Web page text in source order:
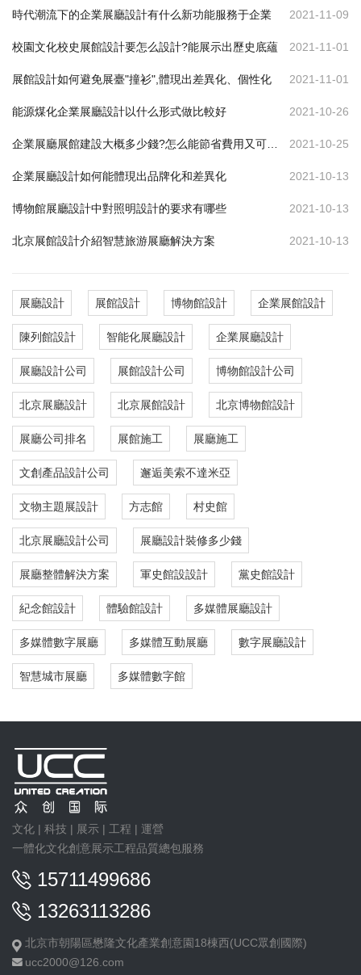
時代潮流下的企業展廳設計有什么新功能服務于企業 2021-11-09
校園文化校史展館設計要怎么設計?能展示出歷史底蘊 2021-11-01
展館設計如何避免展臺"撞衫",體現出差異化、個性化 2021-11-01
能源煤化企業展廳設計以什么形式做比較好 2021-10-26
2021-10-25
企業展廳設計如何能體現出品牌化和差異化 2021-10-13
博物館展廳設計中對照明設計的要求有哪些 2021-10-13
北京展館設計介紹智慧旅游展廳解決方案 2021-10-13
展廳設計 展館設計 博物館設計 企業展館設計
陳列館設計 智能化展廳設計 企業展廳設計
展廳設計公司 展館設計公司 博物館設計公司
北京展廳設計 北京展館設計 北京博物館設計
展廳公司排名 展館施工 展廳施工
文創產品設計公司 邂逅美索不達米亞
文物主題展設計 方志館 村史館
北京展廳設計公司 展廳設計裝修多少錢
展廳整體解決方案 軍史館設設計 黨史館設計
紀念館設計 體驗館設計 多媒體展廳設計
多媒體數字展廳 多媒體互動展廳 數字展廳設計
智慧城市展廳 多媒體數字館
文化 | 科技 | 展示 | 工程 | 運營
一體化文化創意展示工程品質總包服務
15711499686
13263113286
北京市朝陽區懋隆文化產業創意園18棟西(UCC眾創國際)
ucc2000@126.com